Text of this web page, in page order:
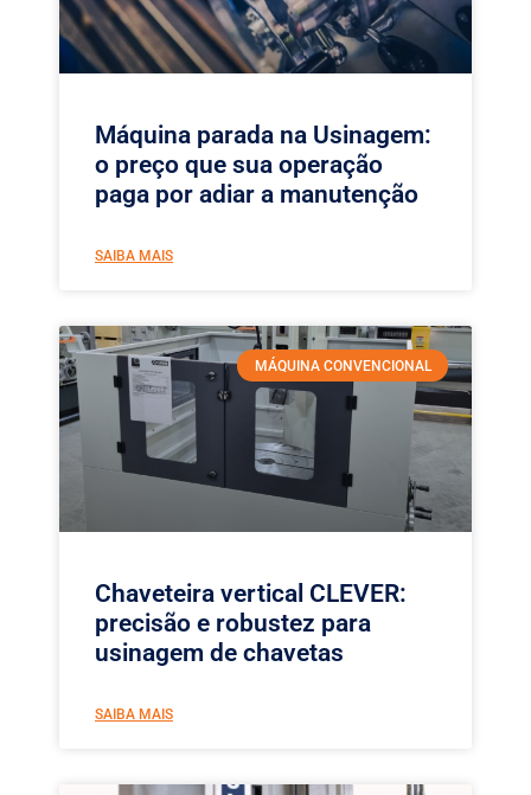
Máquina parada na Usinagem:
o preço que sua operação
paga por adiar a manutenção
SAIBA MAIS
MÁQUINA CONVENCIONAL
Chaveteira vertical CLEVER:
precisão e robustez para
usinagem de chavetas
SAIBA MAIS